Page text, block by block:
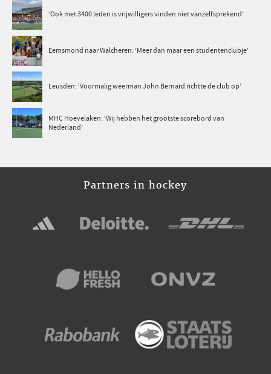
‘Ook met 3400 leden is vrijwilligers vinden niet vanzelfsprekend’
Eemsmond naar Walcheren: ‘Meer dan maar een studentenclubje’
Leusden: ‘Voormalig weerman John Bernard richtte de club op’
MHC Hoevelaken: ‘Wij hebben het grootste scorebord van
Nederland’
Partners in hockey